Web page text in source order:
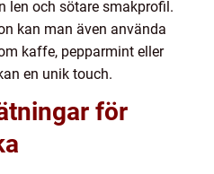
len och sötare smakprofil.
kan man även använda
kaffe, pepparmint eller
en unik touch.
för